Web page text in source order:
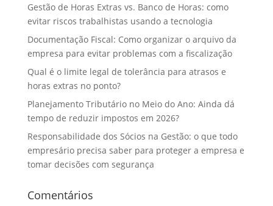
Gestão de Horas Extras vs. Banco de Horas: como
evitar riscos trabalhistas usando a tecnologia
Documentação Fiscal: Como organizar o arquivo da
empresa para evitar problemas com a fiscalização
Qual é o limite legal de tolerância para atrasos e
horas extras no ponto?
Planejamento Tributário no Meio do Ano: Ainda dá
tempo de reduzir impostos em 2026?
Responsabilidade dos Sócios na Gestão: o que todo
empresário precisa saber para proteger a empresa e
tomar decisões com segurança
Comentários